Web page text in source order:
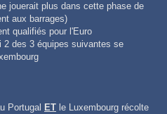
jouerait plus dans cette phase de
aux barrages)
qualifiés pour l'Euro
2 des 3 équipes suivantes se
Portugal ET le Luxembourg récolte